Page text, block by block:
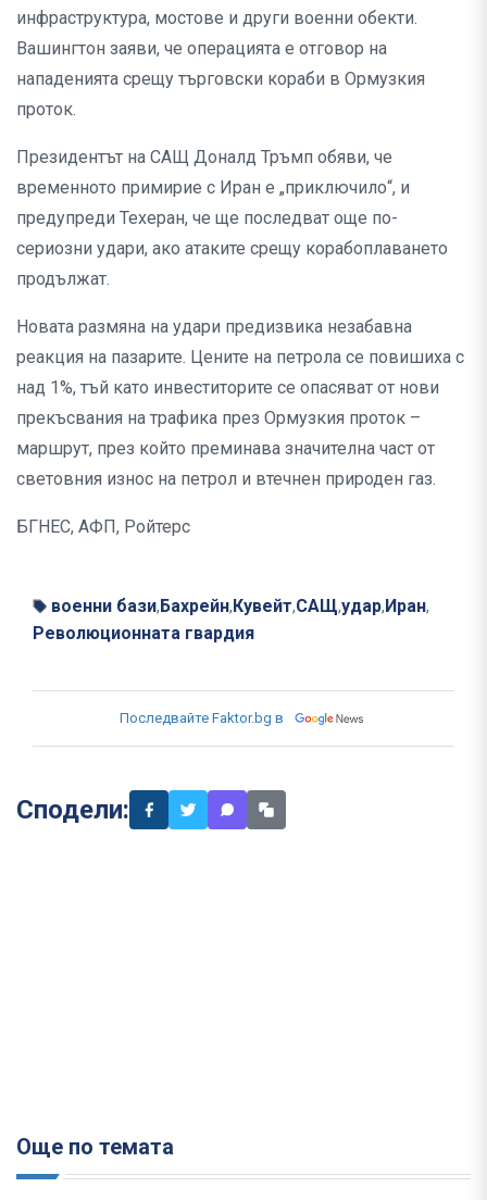
инфраструктура, мостове и други военни обекти.
Вашингтон заяви, че операцията е отговор на
нападенията срещу търговски кораби в Ормузкия
проток.
Президентът на САЩ Доналд Тръмп обяви, че
временното примирие с Иран е „приключило“, и
предупреди Техеран, че ще последват още по-
сериозни удари, ако атаките срещу корабоплаването
продължат.
Новата размяна на удари предизвика незабавна
реакция на пазарите. Цените на петрола се повишиха с
над 1%, тъй като инвеститорите се опасяват от нови
прекъсвания на трафика през Ормузкия проток –
маршрут, през който преминава значителна част от
световния износ на петрол и втечнен природен газ.
БГНЕС, АФП, Ройтерс
военни бази, Бахрейн, Кувейт,САЩ,удар, Иран,
Революционната гвардия
Последвайте Faktor.bg в
Сподели:
Още по темата